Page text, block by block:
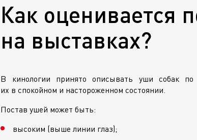
Как оценивается
на выставках?
В кинологии принято описывать уши собак
их в спокойном и настороженном состоянии.
Постав ушей может быть:
высоким (выше линии глаз);